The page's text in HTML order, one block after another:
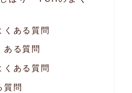
くある質問
ある質問
くある質問
質問